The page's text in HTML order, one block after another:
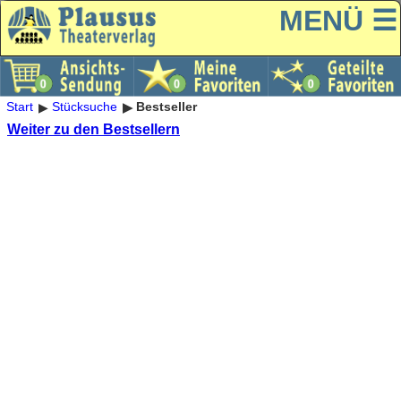
MENÜ ☰
Start Stücksuche Bestseller
Weiter zu den Bestsellern